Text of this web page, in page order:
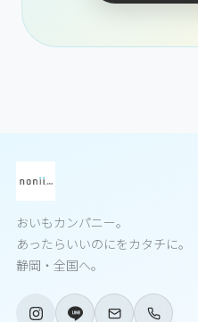
おいもカンパニー。
あったらいいのにをカタチに。
静岡・全国へ。